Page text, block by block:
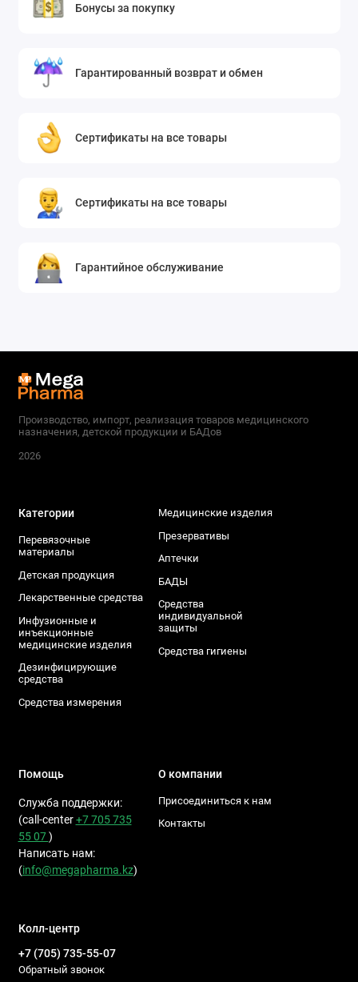
Бонусы за покупку
Гарантированный возврат и обмен
Сертификаты на все товары
Сертификаты на все товары
Гарантийное обслуживание
Производство, импорт, реализация товаров медицинского
назначения, детской продукции и БАДов
2026
Категории
Перевязочные
материалы
Детская продукция
Лекарственные средства
Инфузионные и
инъекционные
медицинские изделия
Дезинфицирующие
средства
Средства измерения
Медицинские изделия
Презервативы
Аптечки
БАДЫ
Средства
индивидуальной
защиты
Средства гигиены
Помощь
Служба поддержки:
(call-center+7 705 735
55 07)
Написать нам:
(info@megapharma.kz)
О компании
Присоединиться к нам
Контакты
Колл-центр
+7 (705) 735-55-07
Обратный звонок